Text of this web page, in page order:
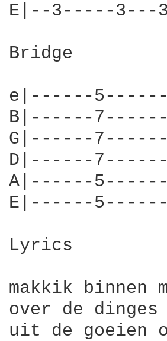
E|--3-----
Bridge
e|------
B|------
G|------
D|------
A|------
E|------
Lyrics
makkik binnen
over de
uit de goeien